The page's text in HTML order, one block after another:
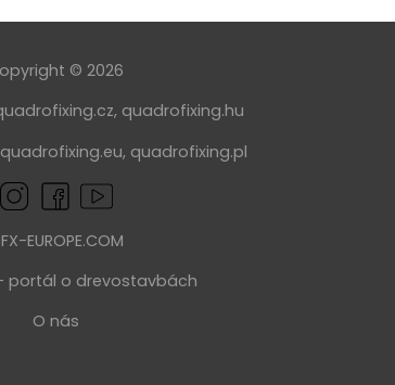
© 2026
, quadrofixing.hu
quadrofixing.eu, quadrofixing.pl
EUROPE.COM
portál o drevostavbách
O nás